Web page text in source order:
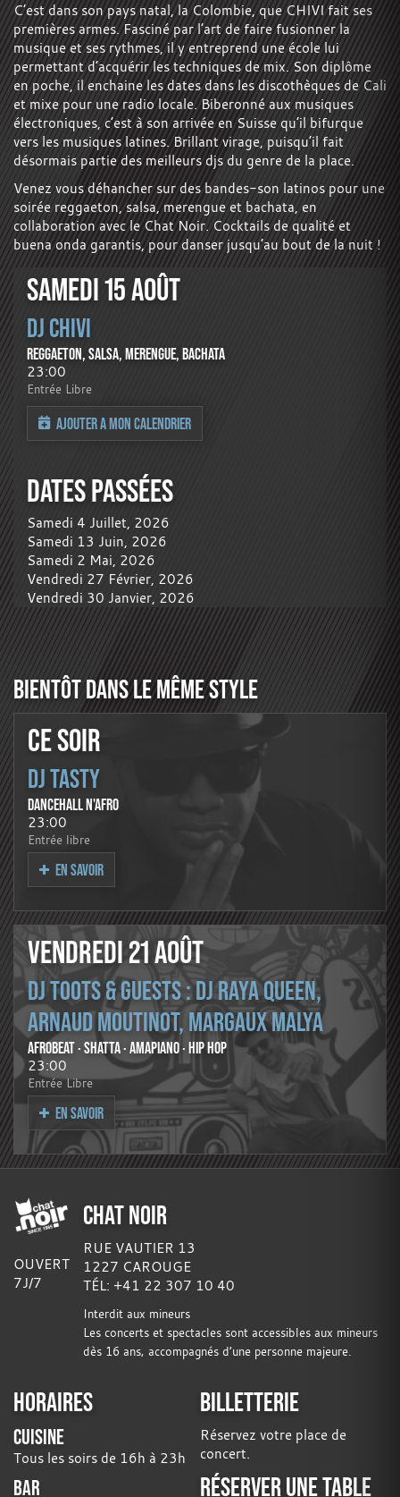
C’est dans son pays natal, la Colombie, que CHIVI fait ses
premières armes. Fasciné par l’art de faire fusionner la
musique et ses rythmes, il y entreprend une école lui
permettant d’acquérir les techniques de mix. Son diplôme
en poche, il enchaine les dates dans les discothèques de Cali
et mixe pour une radio locale. Biberonné aux musiques
électroniques, c’est à son arrivée en Suisse qu’il bifurque
vers les musiques latines. Brillant virage, puisqu’il fait
désormais partie des meilleurs djs du genre de la place.
Venez vous déhancher sur des bandes-son latinos pour une
soirée reggaeton, salsa, merengue et bachata, en
collaboration avec le Chat Noir. Cocktails de qualité et
buena onda garantis, pour danser jusqu’au bout de la nuit !
SAMEDI 15 AOÛT
DJ CHIVI
REGGAETON, SALSA, MERENGUE, BACHATA
23:00
Entrée Libre
AJOUTER A MON CALENDRIER
DATES PASSÉES
Samedi 4 Juillet, 2026
Samedi 13 Juin, 2026
Samedi 2 Mai, 2026
Vendredi 27 Février, 2026
Vendredi 30 Janvier, 2026
BIENTÔT DANS LE MÊME STYLE
CE SOIR
DJ TASTY
DANCEHALL N'AFRO
23:00
Entrée libre
EN SAVOIR
VENDREDI 21 AOÛT
DJ TOOTS & GUESTS : DJ RAYA QUEEN,
ARNAUD MOUTINOT, MARGAUX MALYA
AFROBEAT · SHATTA · AMAPIANO · HIP HOP
23:00
Entrée Libre
EN SAVOIR
OUVERT
7J/7
CHAT NOIR
RUE VAUTIER 13
1227 CAROUGE
TÉL: +41 22 307 10 40
Interdit aux mineurs
Les concerts et spectacles sont accessibles aux mineurs
dès 16 ans, accompagnés d’une personne majeure.
HORAIRES
CUISINE
Tous les soirs de 16h à 23h
BAR
BILLETTERIE
Réservez votre place de
concert.
RÉSERVER UNE TABLE